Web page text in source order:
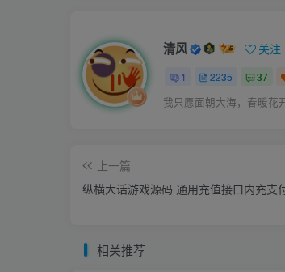
清风 关注
1 2235 37
我只愿面朝大海，春暖花
上一篇
纵横大话游戏源码 通用充值接口内充支
相关推荐